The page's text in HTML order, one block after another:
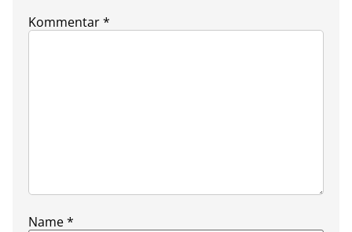
Kommentar*
Name*